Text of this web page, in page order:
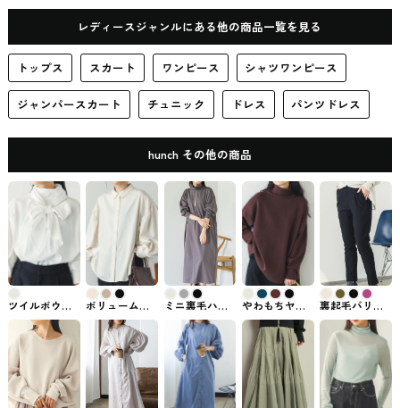
レディースジャンルにある他の商品一覧を見る
トップス スカート ワンピース シャツワンピース
ジャンパースカート チュニック ドレス パンツドレス
hunch その他の商品
ツイルボウタ
イブラウス
hunch #トップ
ボリューム袖
ギャザーブラ
ウス hunch #ト
ップス
ミニ裏毛ハー
フジップワン
ピース hunch #
ワンピース
やわもちヤー
ン バックスリ
ットハイネッ
クニット
hunch #トップ
ス
裏起毛バリラ
クテーパード
パンツ hunch #
ズボン・パン
ツ